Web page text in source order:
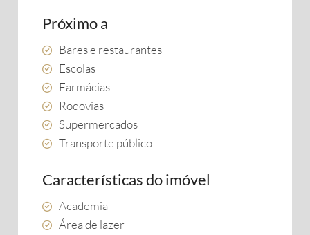
Próximo a
Bares e restaurantes
Escolas
Farmácias
Rodovias
Supermercados
Transporte público
Características do imóvel
Academia
Área de lazer